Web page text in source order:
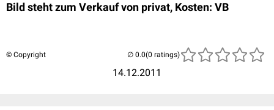
Bild steht zum Verkauf von privat, Kosten: VB
© Copyright
14.12.2011
(0 ratings)